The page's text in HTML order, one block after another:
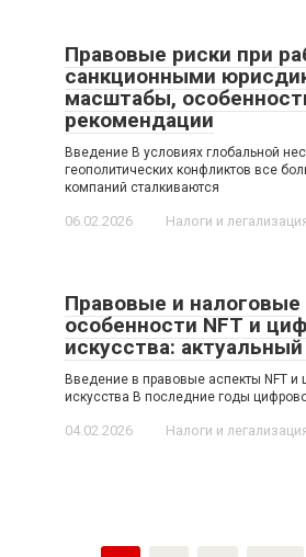
Правовые риски при
санкционными
масштабы,
рекомендации
Введение В условиях глобальной
геополитических конфликтов все
компаний сталкиваются
06.02.2026 Налоги и
Правовые и налоговые
особенности NFT и
искусства:
Введение в правовые аспекты NFT и
искусства В последние годы
04.02.2026 Налоги и